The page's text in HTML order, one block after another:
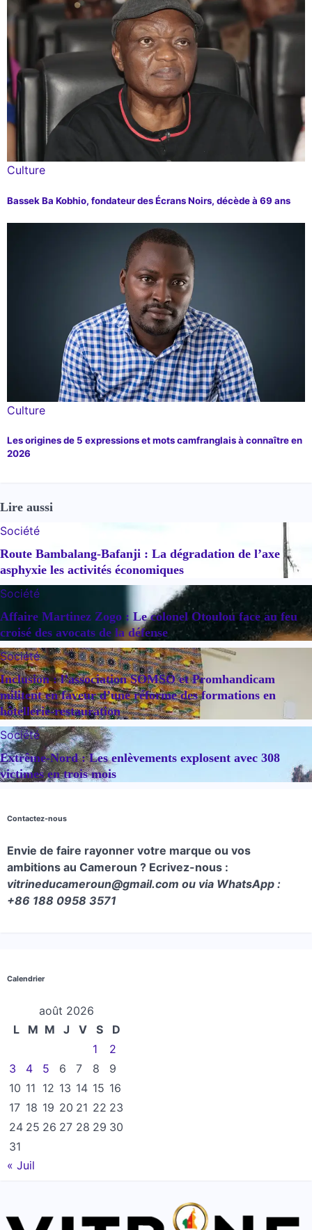
Culture
Bassek Ba Kobhio, fondateur des Écrans Noirs, décède à 69 ans
Culture
Les origines de 5 expressions et mots camfranglais à connaître en
2026
Lire aussi
Société
Route Bambalang-Bafanji : La dégradation de l’axe
asphyxie les activités économiques
Société
Affaire Martinez Zogo : Le colonel Otoulou face au feu
croisé des avocats de la défense
Société
Inclusion : l’association SOMSO et Promhandicam
militent en faveur d’une réforme des formations en
hôtellerie-restauration
Société
Extrême-Nord : Les enlèvements explosent avec 308
victimes en trois mois
Contactez-nous
Envie de faire rayonner votre marque ou vos
ambitions au Cameroun ? Ecrivez-nous :
vitrineducameroun@gmail.com ou via WhatsApp :
+86 188 0958 3571
Calendrier
août 2026
L
M M J V S
D
1
2
3
4 5 6 7 8
9
10 11 12 13 14 15 16
17 18 19 20 21 22 23
24 25 26 27 28 29 30
31
« Juil